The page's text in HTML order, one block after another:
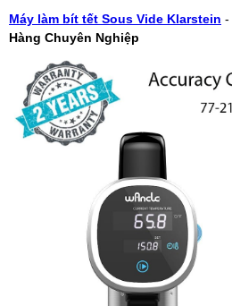
Máy làm bít tết Sous Vide Klarstein -
Hàng Chuyên Nghiệp